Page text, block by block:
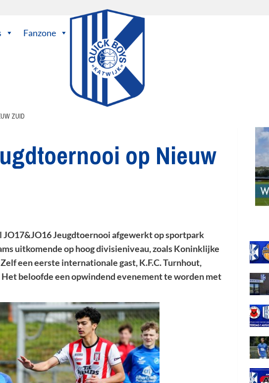
Fanzone
ZUID
op Nieuw
Jeugdtoernooi afgewerkt op sportpark
uitkomende op hoog divisieniveau, zoals Koninklijke
een eerste internationale gast, K.F.C. Turnhout,
beloofde een opwindend evenement te worden met